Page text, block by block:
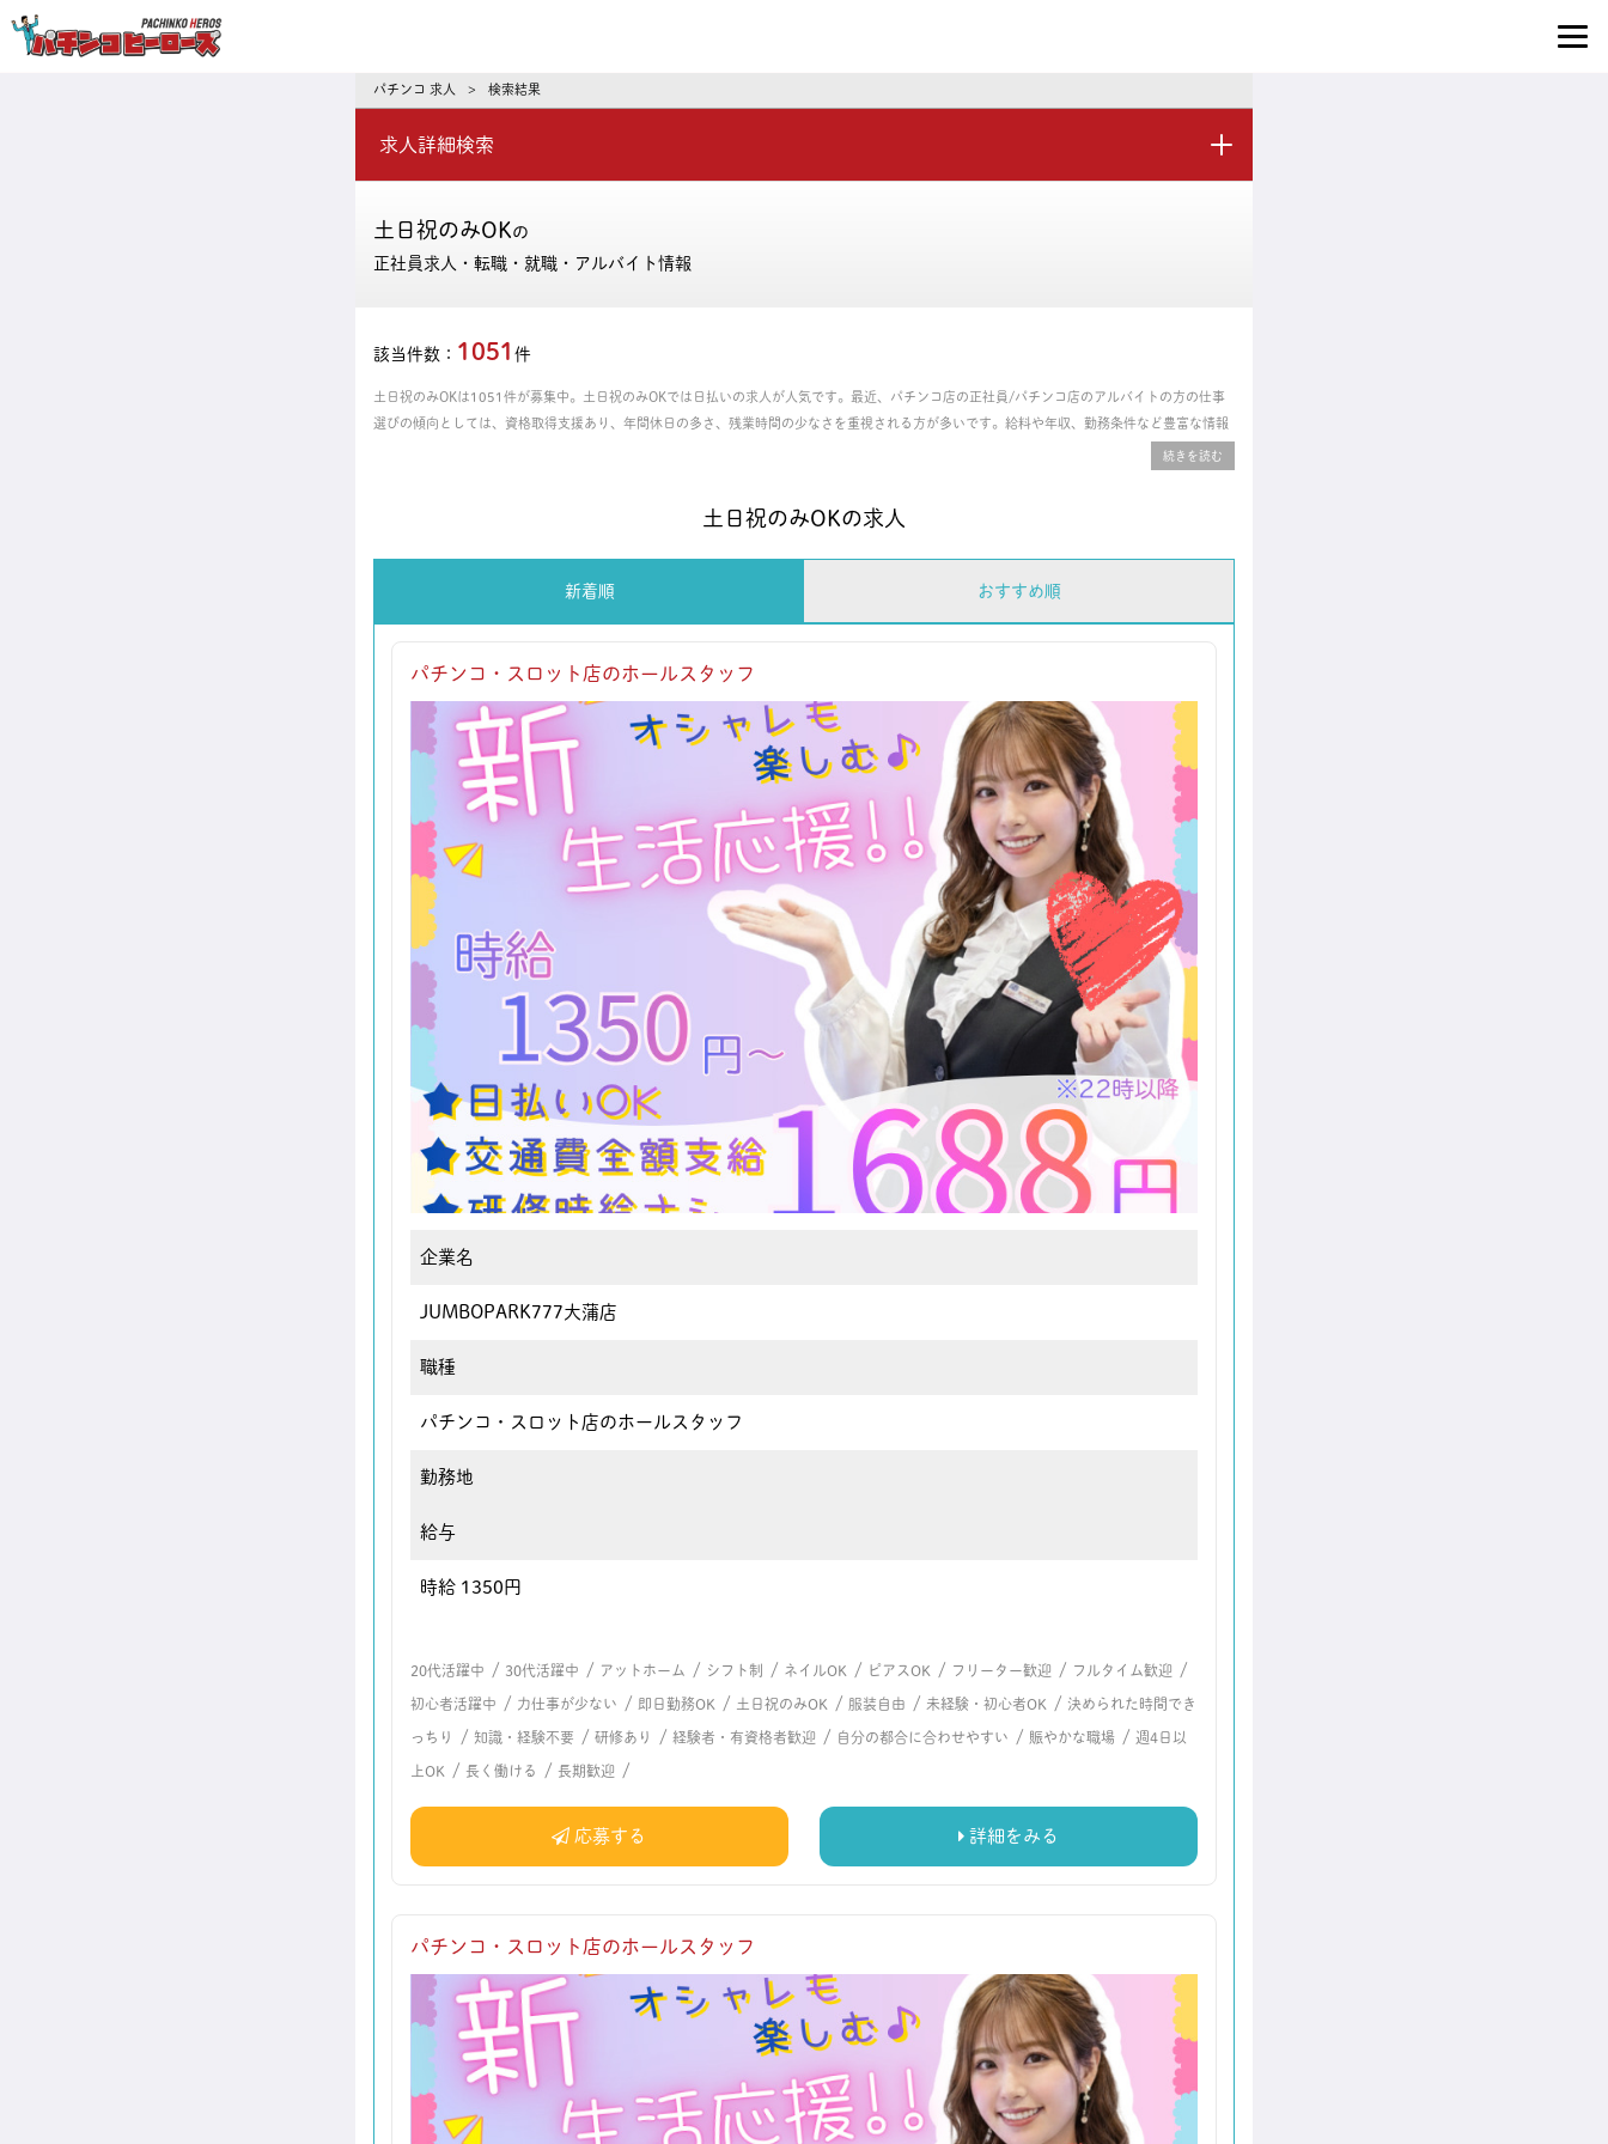
パチンコ 求人 > 検索結果
求人詳細検索
土日祝のみOKの
正社員求人・転職・就職・アルバイト情報
該当件数： 1051 件
土日祝のみOKは1051件が募集中。土日祝のみOKでは日払いの求人が人気です。最近、パチンコ店の正社員/パチンコ店のアルバイトの方の仕事
選びの傾向としては、資格取得支援あり、年間休日の多さ、残業時間の少なさを重視される方が多いです。給料や年収、勤務条件など豊富な情報
土日祝のみOKの求人
新着順 おすすめ順
パチンコ・スロット店のホールスタッフ
企業名
JUMBOPARK777大蒲店
職種
パチンコ・スロット店のホールスタッフ
勤務地
給与
時給 1350円
20代活躍中 / 30代活躍中 / アットホーム / シフト制 / ネイルOK / ピアスOK / フリーター歓迎 / フルタイム歓迎 /
初心者活躍中 / 力仕事が少ない / 即日勤務OK / 土日祝のみOK / 服装自由 / 未経験・初心者OK / 決められた時間でき
っちり / 知識・経験不要 / 研修あり / 経験者・有資格者歓迎 / 自分の都合に合わせやすい / 賑やかな職場 / 週4日以
上OK / 長く働ける / 長期歓迎 /
応募する 詳細をみる
パチンコ・スロット店のホールスタッフ